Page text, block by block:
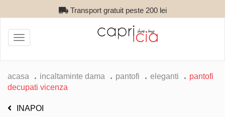
Transport gratuit peste 200 lei
Toggle
navigation
acasa incaltaminte dama pantofi eleganti
pantofi
decupati vicenza
INAPOI